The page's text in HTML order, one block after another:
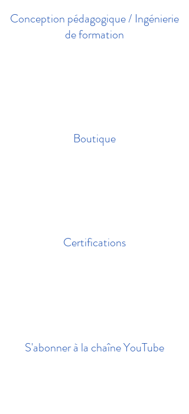
Conception pédagogique / Ingénierie
de formation
Boutique
Certifications
S'abonner à la chaîne YouTube